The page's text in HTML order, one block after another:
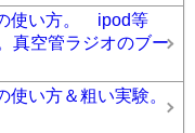
使い方。 ipod等
真空管ラジオのブー
い方＆粗い実験。